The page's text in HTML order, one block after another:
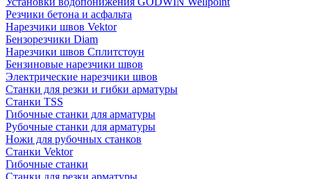
Резчики бетона и асфальта
Нарезчики швов Vektor
Бензорезчики Diam
Нарезчики швов Сплитстоун
Бензиновые нарезчики швов
Электрические нарезчики швов
Станки для резки и гибки арматуры
Станки TSS
Гибочные станки для арматуры
Рубочные станки для арматуры
Ножи для рубочных станков
Станки Vektor
Гибочные станки
Станки для резки арматуры